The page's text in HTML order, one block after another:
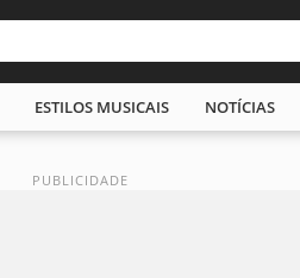
ESTILOS MUSICAIS NOTÍCIAS